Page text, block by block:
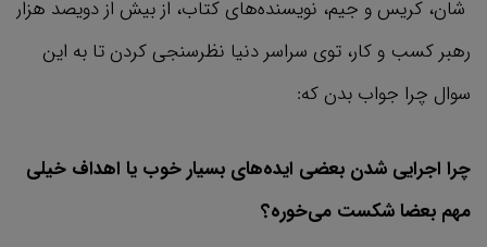
شان، کریس و جیم، نویسنده‌های کتاب، از بیش از دویصد هزار
رهبر کسب و کار، توی سراسر دنیا نظرسنجی کردن تا به این
سوال چرا جواب بدن که:
چرا اجرایی شدن بعضی ایده‌های بسیار خوب یا اهداف خیلی
مهم بعضا شکست می‌خوره؟